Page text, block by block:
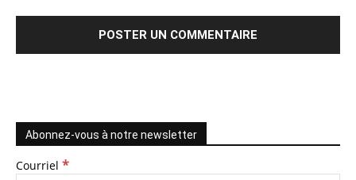
Abonnez-vous à notre newsletter
Courriel *